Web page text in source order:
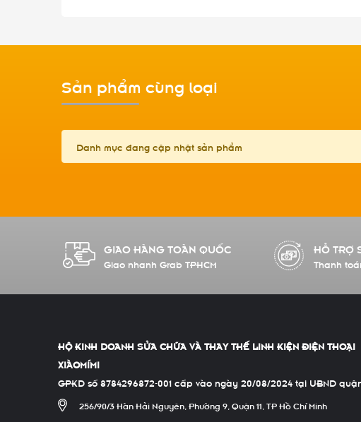
Sản phẩm cùng loại
Danh mục đang cập nhật sản phẩm
GIAO HÀNG TOÀN QUỐC
Giao nhanh Grab TPHCM
HỖ TRỢ
Thanh
HỘ KINH DOANH SỬA CHỮA VÀ THAY THẾ LINH KIỆN ĐIỆN THOẠI
XIÀOMÍMI
GPKD số 8784296872-001 cấp vào ngày 20/08/2024 tại UBND quận
256/90/3 Hàn Hải Nguyên, Phường 9, Quận 11, TP Hồ Chí Minh